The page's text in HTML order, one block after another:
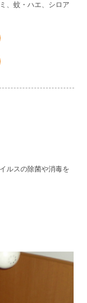
、蚊・ハエ、シロア
ルスの除菌や消毒を